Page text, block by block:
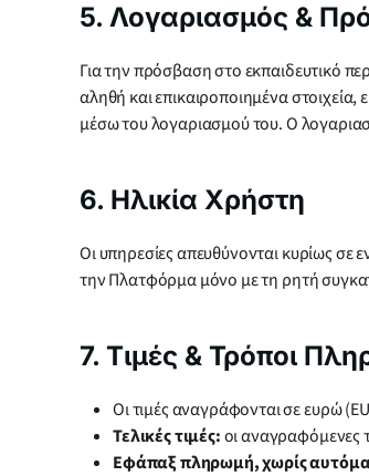
5. Λογαριασμός &
Για την πρόσβαση στο εκπαιδευτικό
αληθή και επικαιροποιημένα στοιχεία,
μέσω του λογαριασμού του. Ο
6. Ηλικία Χρήστη
Οι υπηρεσίες απευθύνονται κυρίως σε
την Πλατφόρμα μόνο με τη ρητή
7. Τιμές & Τρόποι
Οι τιμές αναγράφονται σε ευρώ
Τελικές τιμές:οι αναγραφόμενες
Εφάπαξ πληρωμή, χωρίς